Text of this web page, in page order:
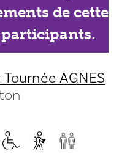
de cette
participants.
AGNES